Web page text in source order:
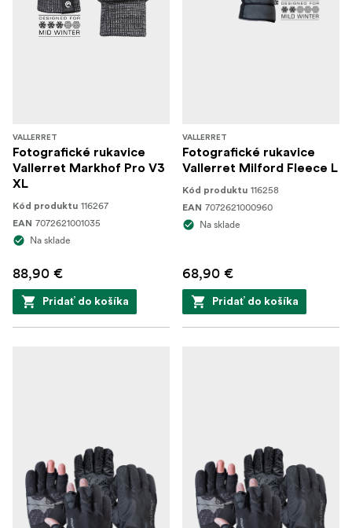
VALLERRET
Fotografické rukavice
Vallerret Markhof Pro V3
XL
Kód produktu 116267
EAN 7072621001035
Na sklade
88,90 €
Pridať do košíka
VALLERRET
Fotografické rukavice
Vallerret Milford Fleece L
Kód produktu 116258
EAN 7072621000960
Na sklade
68,90 €
Pridať do košíka